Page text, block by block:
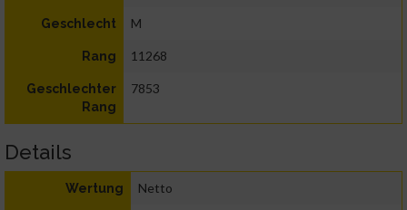
Geschlecht M
Rang 11268
Geschlechter
Rang
7853
Details
Wertung Netto